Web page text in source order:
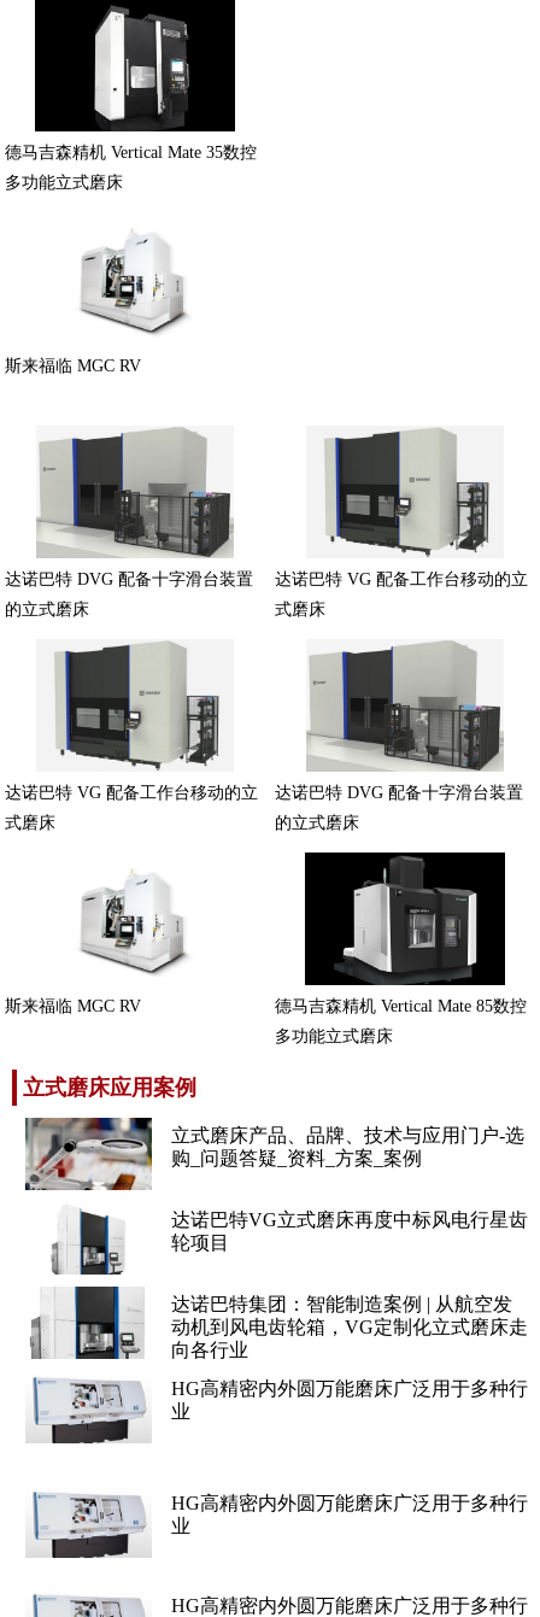
德马吉森精机 Vertical Mate 35数控
多功能立式磨床
斯来福临 MGC RV
达诺巴特 DVG 配备十字滑台装置
的立式磨床
达诺巴特 VG 配备工作台移动的立
式磨床
达诺巴特 VG 配备工作台移动的立
式磨床
达诺巴特 DVG 配备十字滑台装置
的立式磨床
斯来福临 MGC RV
德马吉森精机 Vertical Mate 85数控
多功能立式磨床
立式磨床应用案例
立式磨床产品、品牌、技术与应用门户-选
购_问题答疑_资料_方案_案例
达诺巴特VG立式磨床再度中标风电行星齿
轮项目
达诺巴特集团：智能制造案例 | 从航空发
动机到风电齿轮箱，VG定制化立式磨床走
向各行业
HG高精密内外圆万能磨床广泛用于多种行
业
HG高精密内外圆万能磨床广泛用于多种行
业
HG高精密内外圆万能磨床广泛用于多种行